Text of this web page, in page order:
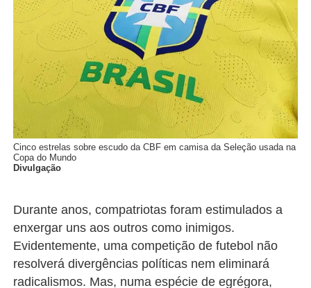
Cinco estrelas sobre escudo da CBF em camisa da Seleção usada na
Copa do Mundo
Divulgação
Durante anos, compatriotas foram estimulados a
enxergar uns aos outros como inimigos.
Evidentemente, uma competição de futebol não
resolverá divergências políticas nem eliminará
radicalismos. Mas, numa espécie de egrégora,